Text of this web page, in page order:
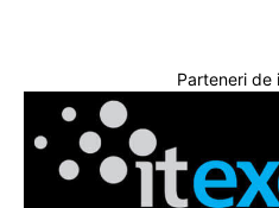
Parteneri de